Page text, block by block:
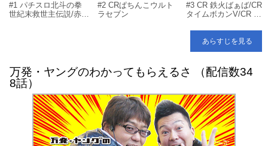
#1 パチスロ北斗の拳
世紀末救世主伝説/赤ド
#2 CRぱちんこウルト
ラセブン
#3 CR 鉄火ばぁば/CR
タイムボカンV/CR 餃
ニ/CRF X JAPAN 紅魂/
CR 獣王レジェンドオ
ブザキング HVJD/CR
あらすじを見る
万発・ヤングのわかってもらえるさ （配信数34
8話）